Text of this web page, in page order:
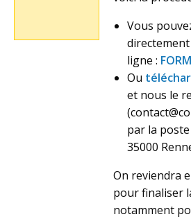
Vous
ligne :
Ou
et nous le
par la
35000
On reviendra
pour finaliser
notamment